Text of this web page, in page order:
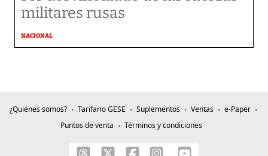
militares rusas
NACIONAL
¿Quiénes somos? Tarifario GESE Suplementos Ventas
e-Paper
Puntos de venta
Términos y condiciones